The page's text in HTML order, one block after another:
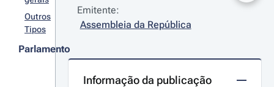
Outros
Tipos
Parlamento
Emitente:
Assembleia da República
Informação da publicação